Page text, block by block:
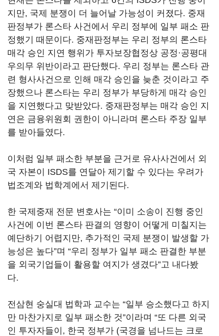
지만, 국제 분쟁이 더 늘어날 가능성이 커졌다. 중재
판정부가 론스타 사건에서 우리 정부에 일부 패소 판
정했기 때문이다. 중재판정부는 우리 정부의 론스타
매각 승인 지연 행위가 투자보장협정상 공정·공평대
우의무 위반이라고 판단했다. 우리 정부는 론스타 관
련 형사사건으로 인해 매각 승인을 늦춘 것이라고 주
장했으나 론스타는 우리 정부가 부당하게 매각 승인
을 지연했다고 맞받았다. 중재판정부는 매각 승인 지
연은 금융위원회 권한이 아니라며 론스타 주장 일부
를 받아들였다.
이처럼 일부 패소한 부분을 근거로 유사사건에서 외
국 자본이 ISDS를 연달아 제기할 수 있다는 우려가
법조계와 법학계에서 제기된다.
한 국제중재 전문 변호사는 “이미 소송이 진행 중인
사건에 이번 론스타 판결의 영향이 어떻게 미칠지는
예단하기 어렵지만, 추가적인 국제 분쟁이 발생할 가
능성은 높다”며 “우리 정부가 일부 패소 판결한 부분
을 외국기업들이 활용할 여지가 생겼다”고 내다봤
다.
전삼현 숭실대 법학과 교수는 “일부 승소했다고 하지
만 마찬가지로 일부 패소한 것”이라며 “또 다른 외국
인 투자자들이, 한국 정부가 (국경을 넘나드는 크로